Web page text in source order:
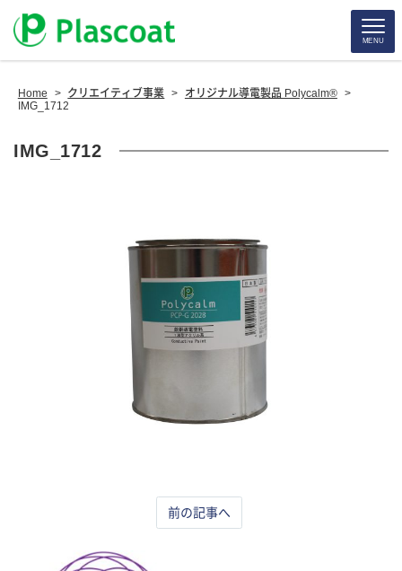
MENU
Home > クリエイティブ事業 > オリジナル導電製品 Polycalm® >
IMG_1712
IMG_1712
前の記事へ